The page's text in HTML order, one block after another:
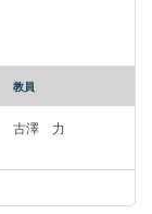
Based
layers
systems. The
systems, an
adaptation by
robustness,
between
教員
古澤 力